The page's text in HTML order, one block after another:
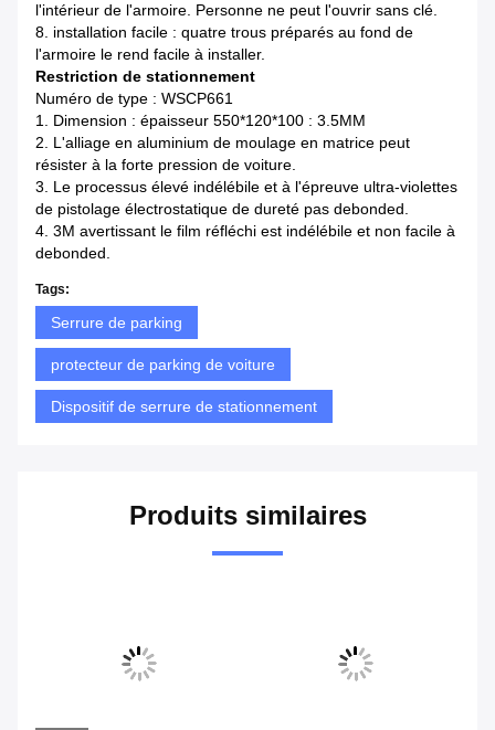
l'intérieur de l'armoire. Personne ne peut l'ouvrir sans clé.
8. installation facile : quatre trous préparés au fond de
l'armoire le rend facile à installer.
Restriction de stationnement
Numéro de type : WSCP661
1. Dimension : épaisseur 550*120*100 : 3.5MM
2. L'alliage en aluminium de moulage en matrice peut
résister à la forte pression de voiture.
3. Le processus élevé indélébile et à l'épreuve ultra-violettes
de pistolage électrostatique de dureté pas debonded.
4. 3M avertissant le film réfléchi est indélébile et non facile à
debonded.
Tags:
Serrure de parking
protecteur de parking de voiture
Dispositif de serrure de stationnement
Produits similaires